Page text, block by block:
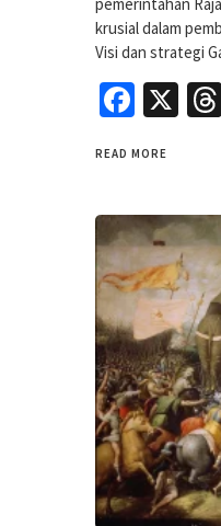
krusial dalam
Visi dan strategi
X
READ MORE